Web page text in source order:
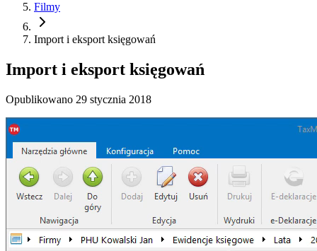
Filmy
Import i eksport księgowań
Import i eksport księgowań
Opublikowano 29 stycznia 2018